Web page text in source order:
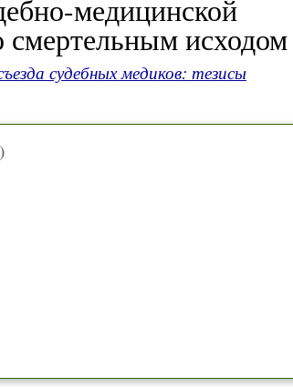
медицинской
смертельным исходом
судебных медиков: тезисы